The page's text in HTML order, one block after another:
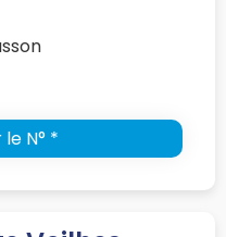
N° *